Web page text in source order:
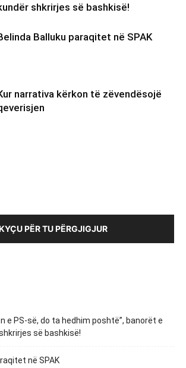
shkrirjes së bashkisë!
Balluku paraqitet në SPAK
narrativa kërkon të zëvendësojë
PËR TU PËRGJIGJUR
e PS-së, do ta hedhim poshtë”, banorët e
së bashkisë!
në SPAK